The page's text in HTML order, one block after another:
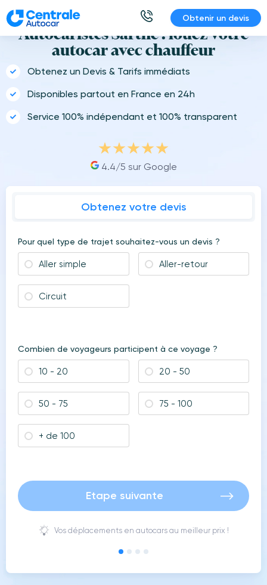
Aller
au
contenu
Obtenir un devis
Autocaristes Sarthe : louez votre
autocar avec chauffeur
Obtenez un Devis & Tarifs immédiats
Disponibles partout en France en 24h
Service 100% indépendant et 100% transparent
4.4/5 sur Google
Obtenez votre devis
Pour quel type de trajet souhaitez-vous un devis ?
Aller simple Aller-retour
Circuit
Combien de voyageurs participent à ce voyage ?
10 - 20 20 - 50
50 - 75 75 - 100
+ de 100
Etape suivante
Vos déplacements en autocars au meilleur prix !